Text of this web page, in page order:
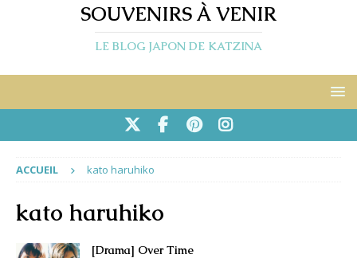
SOUVENIRS À VENIR
LE BLOG JAPON DE KATZINA
ACCUEIL kato haruhiko
kato haruhiko
[Drama] Over Time